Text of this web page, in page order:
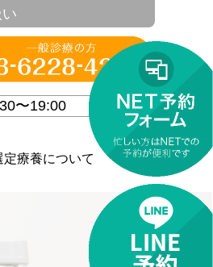
〜19:00
定療養について